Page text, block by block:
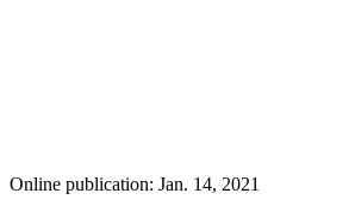
Online publication: Jan. 14, 2021